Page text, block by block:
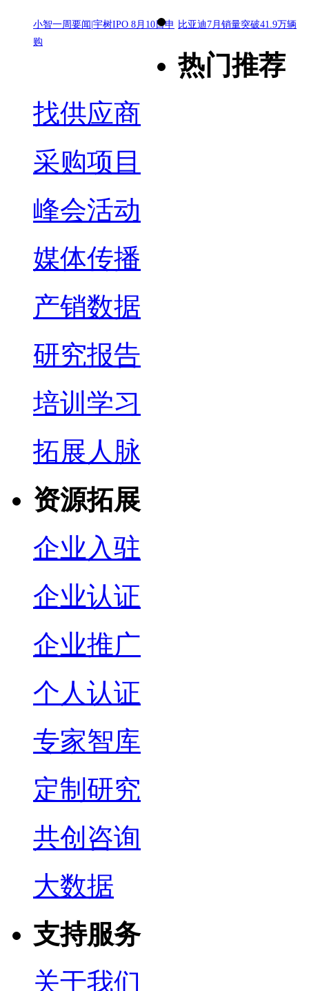
小智一周要闻|宇树IPO 8月10日申
购
比亚迪7月销量突破41.9万辆
热门推荐
找供应商
采购项目
峰会活动
媒体传播
产销数据
研究报告
培训学习
拓展人脉
资源拓展
企业入驻
企业认证
企业推广
个人认证
专家智库
定制研究
共创咨询
大数据
支持服务
关于我们